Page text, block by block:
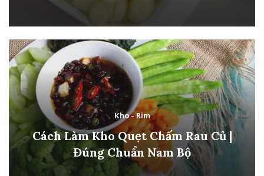
Kho - Rim
Cách Làm Kho Quẹt Chấm Rau Củ |
Đúng Chuẩn Nam Bộ